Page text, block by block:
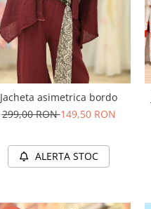
Jacheta asimetrica bordo
299,00 RON149,50 RON
ALERTA STOC